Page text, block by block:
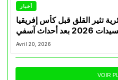
أخبار
تثير القلق قبل كأس إفريقيا
2026 بعد أحداث آسفي
Avril 20, 2026
VOIR